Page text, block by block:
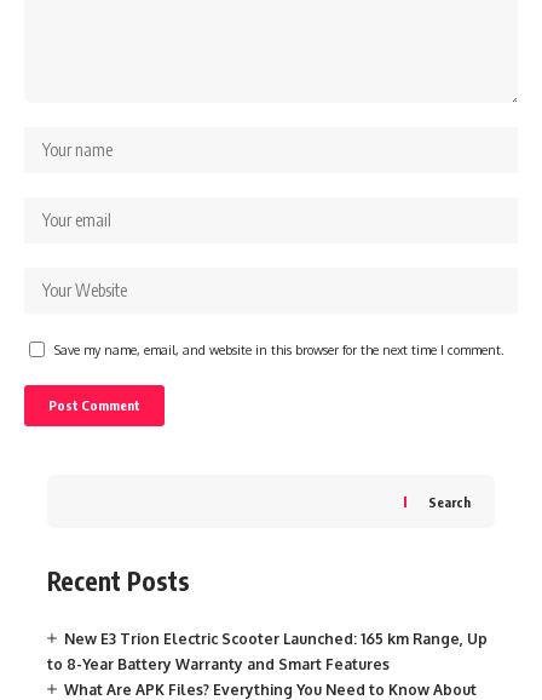
Save my name, email, and website in this browser for the next time I comment.
Search
Recent Posts
New E3 Trion Electric Scooter Launched: 165 km Range, Up
to 8-Year Battery Warranty and Smart Features
What Are APK Files? Everything You Need to Know About